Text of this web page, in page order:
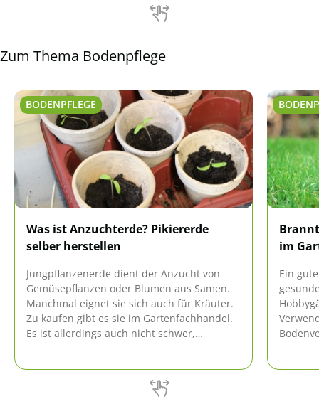
Zum Thema Bodenpflege
BODENPFLEGE
Was ist Anzuchterde? Pikiererde
selber herstellen
Jungpflanzenerde dient der Anzucht von
Gemüsepflanzen oder Blumen aus Samen.
Manchmal eignet sie sich auch für Kräuter.
Zu kaufen gibt es sie im Gartenfachhandel.
Es ist allerdings auch nicht schwer,
im
Ein